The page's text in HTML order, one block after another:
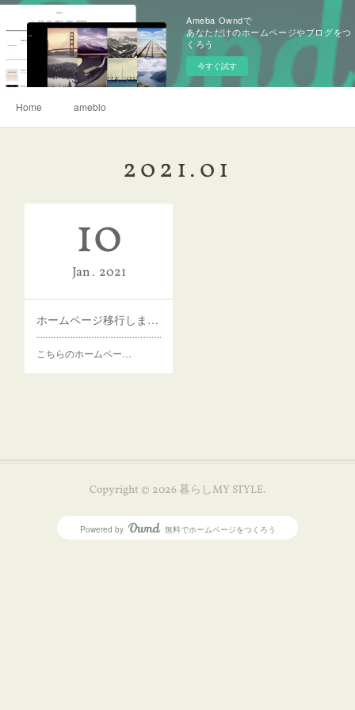
Ameba Owndで
あなただけのホームページやブログをつ
くろう
今すぐ試す
Home ameblo
2021.01
10
Jan 2021
ホームページ移行しました。
こちらのホームペー…
Copyright © 2026暮らしMY STYLE.
Powered by AmebaOwnd
無料でホームページをつくろう